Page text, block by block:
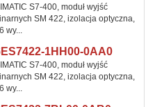
S7-400, moduł wyjść
SM 422, izolacja optyczna,
wy...
1HH00-0AA0
S7-400, moduł wyjść
SM 422, izolacja optyczna,
wy...